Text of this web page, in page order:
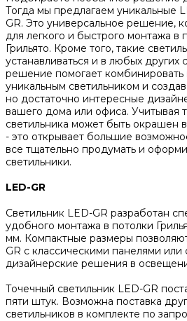
Тогда мы предлагаем уникальные
GR. Это универсальное решение,
для легкого и быстрого монтажа в
Грильято. Кроме того, такие
устанавливаться и в любых других
решение помогает комбинировать
уникальным светильником и
но достаточно интересные
вашего дома или офиса. Учитывая
светильника может быть окрашен
- это открывает большие
все тщательно продумать и
светильники.
LED-GR
Светильник LED-GR разработан
удобного монтажа в потолки
мм. Компактные размеры
GR с классическими панелями или
дизайнерские решения в
Точечный светильник LED-GR
пяти штук. Возможна поставка
светильников в комплекте по